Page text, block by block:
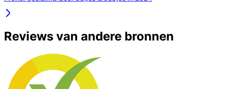
Reviews van andere bronnen